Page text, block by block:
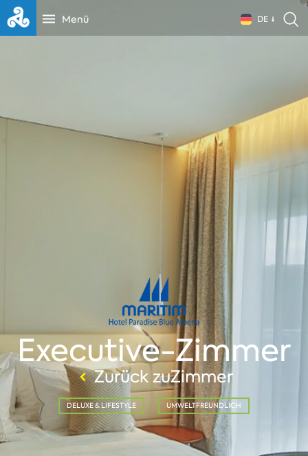
Menü DE
Executive-Zimmer
Zurück zuZimmer
DELUXE & LIFESTYLE UMWELTFREUNDLICH